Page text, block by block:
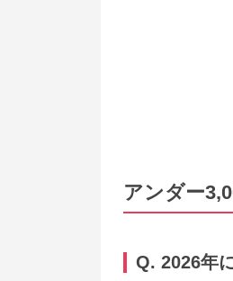
アンダー
Q. 2026年